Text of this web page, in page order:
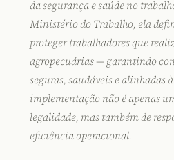
da segurança e saúde no
Ministério do Trabalho, ela
proteger trabalhadores que
agropecuárias — garantindo
seguras, saudáveis e alinhadas
implementação não é apenas
legalidade, mas também de
eficiência operacional.